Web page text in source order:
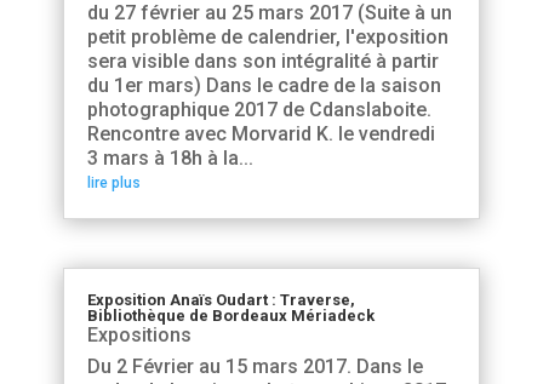
du 27 février au 25 mars 2017 (Suite à un
petit problème de calendrier, l'exposition
sera visible dans son intégralité à partir
du 1er mars) Dans le cadre de la saison
photographique 2017 de Cdanslaboite.
Rencontre avec Morvarid K. le vendredi
3 mars à 18h à la...
lire plus
Exposition Anaïs Oudart : Traverse,
Bibliothèque de Bordeaux Mériadeck
Expositions
Du 2 Février au 15 mars 2017. Dans le